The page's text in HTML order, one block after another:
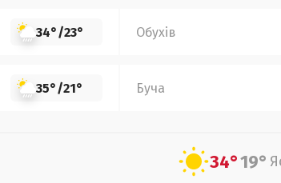
34°/23° Обухів
35°/21° Буча
34°19°